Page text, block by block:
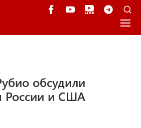
обсудили
России и США